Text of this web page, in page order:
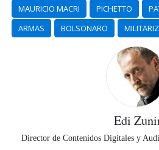
MAURICIO MACRI PICHETTO
ARMAS
BOLSONARO
Edi
Director de Contenidos Digitales y